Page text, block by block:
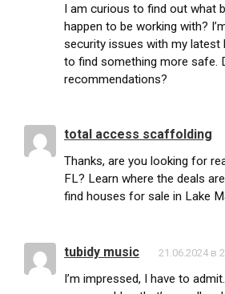
I am curious to find out what
happen to be working with?
security issues with my latest
to find something more safe.
recommendations?
total access scaffolding
Thanks, are you looking for
FL? Learn where the deals
find houses for sale in Lake
tubidy music 21.06.2024 в
I’m impressed, I have to